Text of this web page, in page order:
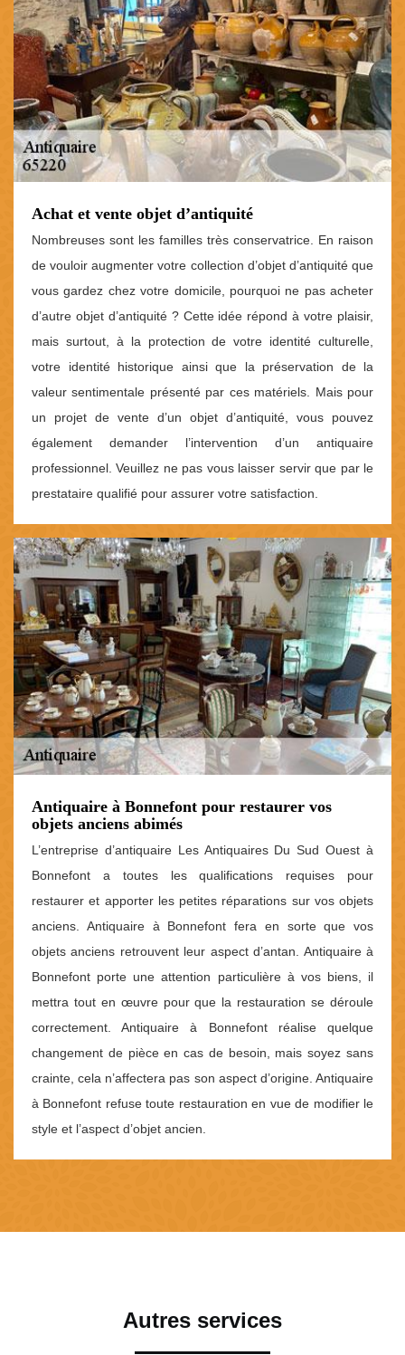
Achat et vente objet d’antiquité
Nombreuses sont les familles très conservatrice. En raison
de vouloir augmenter votre collection d’objet d’antiquité que
vous gardez chez votre domicile, pourquoi ne pas acheter
d’autre objet d’antiquité ? Cette idée répond à votre plaisir,
mais surtout, à la protection de votre identité culturelle,
votre identité historique ainsi que la préservation de la
valeur sentimentale présenté par ces matériels. Mais pour
un projet de vente d’un objet d’antiquité, vous pouvez
également demander l’intervention d’un antiquaire
professionnel. Veuillez ne pas vous laisser servir que par le
prestataire qualifié pour assurer votre satisfaction.
Antiquaire à Bonnefont pour restaurer vos
objets anciens abimés
L’entreprise d’antiquaire Les Antiquaires Du Sud Ouest à
Bonnefont a toutes les qualifications requises pour
restaurer et apporter les petites réparations sur vos objets
anciens. Antiquaire à Bonnefont fera en sorte que vos
objets anciens retrouvent leur aspect d’antan. Antiquaire à
Bonnefont porte une attention particulière à vos biens, il
mettra tout en œuvre pour que la restauration se déroule
correctement. Antiquaire à Bonnefont réalise quelque
changement de pièce en cas de besoin, mais soyez sans
crainte, cela n’affectera pas son aspect d’origine. Antiquaire
à Bonnefont refuse toute restauration en vue de modifier le
style et l’aspect d’objet ancien.
Autres services